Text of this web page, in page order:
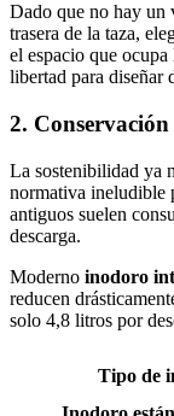
Dado que no hay un
trasera de la taza,
el espacio que
libertad para diseñar
2.
La sostenibilidad ya
normativa ineludible
antiguos suelen
descarga.
Moderno inodoro
reducen
solo 4,8 litros por
Tipo de